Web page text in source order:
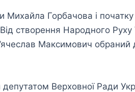
Горбачова і
створення Народного
Максимович
Верховної Ради